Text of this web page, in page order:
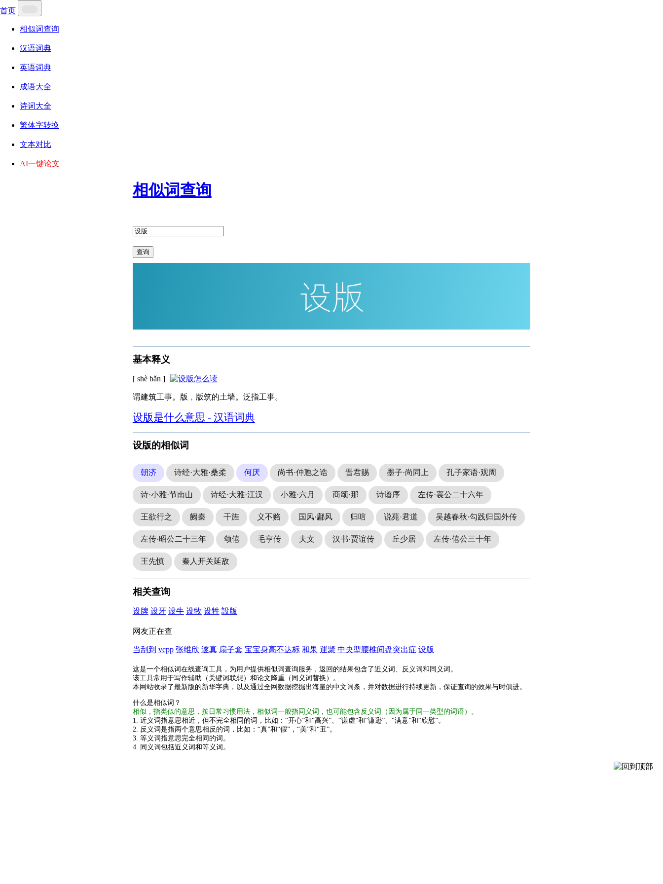
首页
相似词查询
汉语词典
英语词典
成语大全
诗词大全
繁体字转换
文本对比
AI一键论文
相似词查询
查询
基本释义
[ shè bǎn ]
谓建筑工事。版﹐版筑的土墙。泛指工事。
设版是什么意思 - 汉语词典
设版的相似词
朝济 诗经·大雅·桑柔 何厌 尚书·仲虺之诰 晋君赐 墨子·尚同上 孔子家语·观周
诗·小雅·节南山 诗经·大雅·江汉 小雅·六月 商颂·那 诗谱序 左传·襄公二十六年
王欲行之 阙秦 干旌 义不赂 国风·鄘风 归唁 说苑·君道 吴越春秋·勾践归国外传
左传·昭公二十三年 颂僖 毛亨传 夫文 汉书·贾谊传 丘少居 左传·僖公三十年
王先慎 秦人开关延敌
相关查询
设牌 设牙 设牛 设牧 设牲 設版
网友正在查
当刮到 vcpp 张维欣 遂真 扇子套 宝宝身高不达标 和果 運聚 中央型腰椎间盘突出症 设版
这是一个相似词在线查询工具，为用户提供相似词查询服务，返回的结果包含了近义词、反义词和同义词。
该工具常用于写作辅助（关键词联想）和论文降重（同义词替换）。
本网站收录了最新版的新华字典，以及通过全网数据挖掘出海量的中文词条，并对数据进行持续更新，保证查询的效果与时俱进。
什么是相似词？
相似，指类似的意思，按日常习惯用法，相似词一般指同义词，也可能包含反义词（因为属于同一类型的词语）。
1. 近义词指意思相近，但不完全相同的词，比如：“开心”和“高兴”、“谦虚”和“谦逊”、“满意”和“欣慰”。
2. 反义词是指两个意思相反的词，比如：“真”和“假”，“美”和“丑”。
3. 等义词指意思完全相同的词。
4. 同义词包括近义词和等义词。